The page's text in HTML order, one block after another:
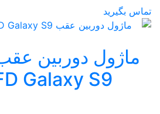
تماس بگیرید
Galaxy S9